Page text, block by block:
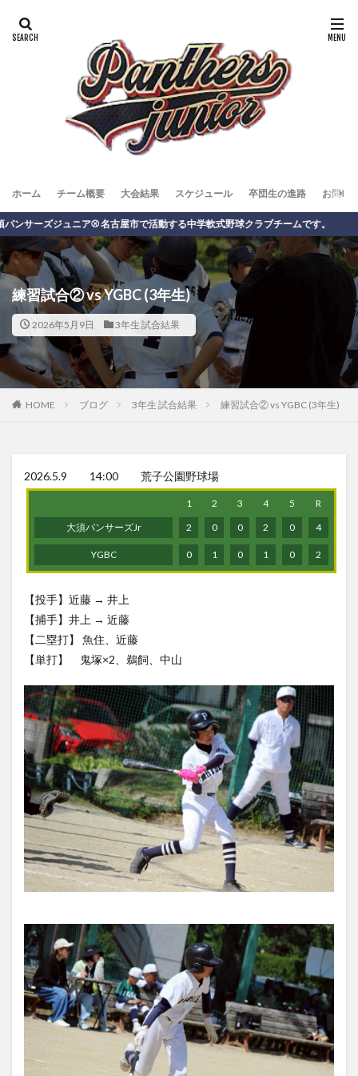
ホーム チーム概要 大会結果 スケジュール 卒団生の進路 お問い
ジュニア⚾️ 名古屋市で活動する中学軟式野球クラブチームです。
練習試合② vs YGBC (3年生)
2026年5月9日 3年生 試合結果
HOME ブログ 3年生 試合結果 練習試合② vs YGBC (3年生)
2026.5.9 14:00 荒子公園野球場
1 2 3 4 5
R
大須パンサーズJr
2 0 0 2 0 4
YGBC 0 1 0 1 0 2
【投手】近藤 → 井上
【捕手】井上 → 近藤
【二塁打】 魚住、近藤
【単打】 鬼塚×2、鵜飼、中山